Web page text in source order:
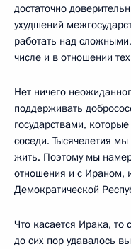
достаточно
ухудшений
работать над
числе и в отношении
Нет ничего
поддерживать
государствами,
соседи. Тысячелетия
жить. Поэтому мы
отношения и с Ираном,
Демократической
Что касается Ирака,
до сих пор удавалось